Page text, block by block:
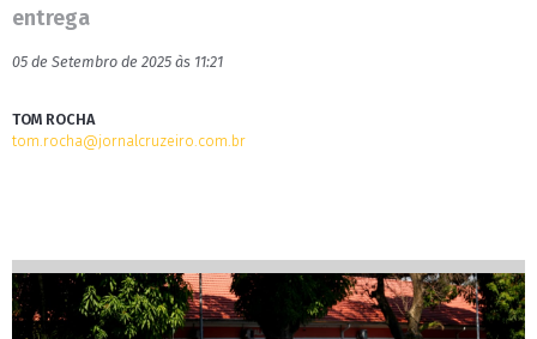
entrega
05 de Setembro de 2025 às 11:21
TOM ROCHA
tom.rocha@jornalcruzeiro.com.br